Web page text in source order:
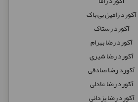
آکورد رامین بی باک
آکورد رستاک
آکورد رضا بهرام
آکورد رضا شیری
آکورد رضا صادقی
آکورد رضا عادلی
آکورد رضا یزدانی